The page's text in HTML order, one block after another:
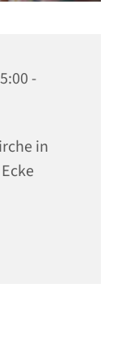
-
in